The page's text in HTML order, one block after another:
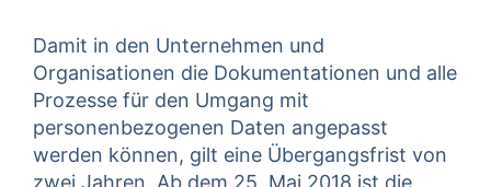
Damit in den Unternehmen und
Organisationen die Dokumentationen und alle
Prozesse für den Umgang mit
personenbezogenen Daten angepasst
werden können, gilt eine Übergangsfrist von
zwei Jahren. Ab dem 25. Mai 2018 ist die